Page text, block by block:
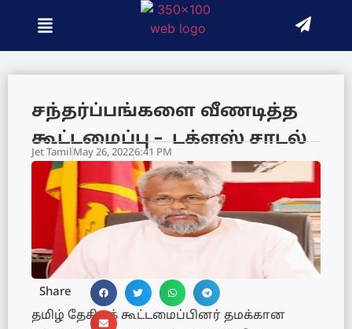
சந்தர்ப்பங்களை வீணடித்த
கூட்டமைப்பு – டக்ளஸ் சாடல்
Jet TamilMay 26, 20226:41 PM
Share
தமிழ் தேசியக் கூட்டமைப்பினர் தமக்கான